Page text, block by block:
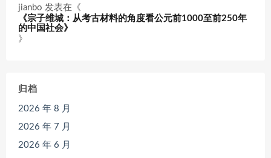
jianbo 发表在《
《宗子维城：从考古材料的角度看公元前1000至前250年
的中国社会》
》
归档
2026 年 8 月
2026 年 7 月
2026 年 6 月